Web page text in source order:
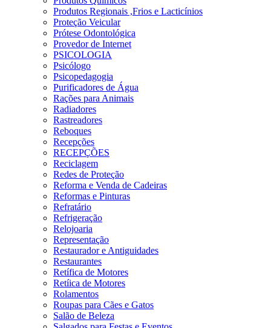
Produtos Regionais ,Frios e Lacticínios
Proteção Veicular
Prótese Odontológica
Provedor de Internet
PSICOLOGIA
Psicólogo
Psicopedagogia
Purificadores de Água
Rações para Animais
Radiadores
Rastreadores
Reboques
Recepções
RECEPÇÕES
Reciclagem
Redes de Proteção
Reforma e Venda de Cadeiras
Reformas e Pinturas
Refratário
Refrigeração
Relojoaria
Representação
Restaurador e Antiguidades
Restaurantes
Retífica de Motores
Retíica de Motores
Rolamentos
Roupas para Cães e Gatos
Salão de Beleza